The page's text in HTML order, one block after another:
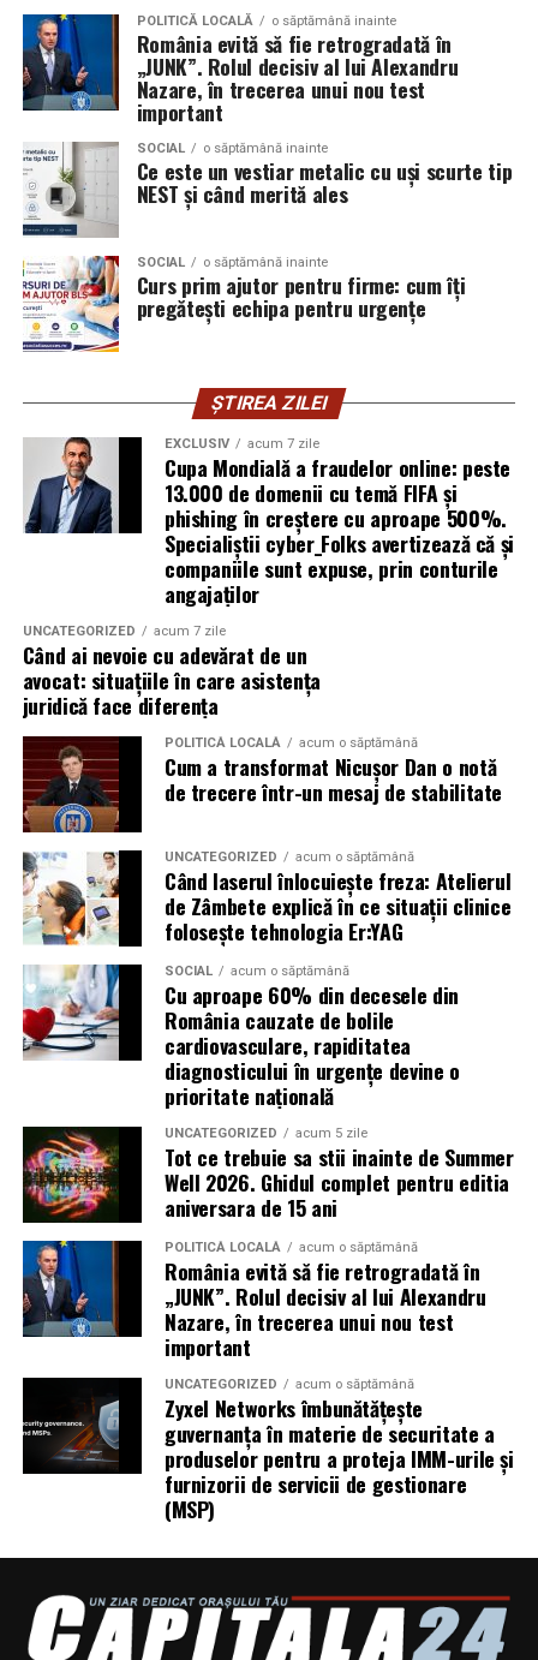
de curățenie comercială?
✔️Profesionalism garantat– echipa noastră este
formată din personal calificat, instruit periodic, cu
experiență în întreținerea spațiilor comerciale.
✔️Echipamente moderne– folosim utilaje de ultimă
generație și soluții de curățare profesionale, prietenoase
cu mediul.
✔️Plan personalizat
intervențiilor la nevoile afacerii tale, fie că ai nevoie de
curățenie zilnică, săptămânală sau ocazională.
✔️Supraveghere și control calitate
– supervizorii
noștri verifică periodic rezultatele lucrărilor, iar
feedbackul tău este integrat în planul de întreținere.
Confidențialitate și securitate– tratăm cu
responsabilitate accesul în sediul tău și asigurăm
discreție totală pe tot parcursul colaborării.
🔹 Spații comerciale în care
✅ Magazine și centre comerciale
✅ Birouri și spații administrative
✅ Restaurante, cafenele și fast-food
✅ Cabinete medicale și clinici
✅ Saloane de înfrumusețare și wellness
✅ Spații industriale și hale de producție
✅ Showroom-uri auto și spații de prezentare
Indiferent de specificul afacerii tale, serviciile noastre de
curățenie sunt adaptate tipului de activitate, fluxului de
persoane și suprafețelor din locație.
🔹 Curățenie completă, fără griji
Cu noi, ai parte de un partener de încredere care preia
complet responsabilitatea pentru curățenie, oferindu-ți
mai mult timp pentru ceea ce contează: dezvoltarea
afacerii tale.
Oferimabonamente flexibilecu intervenții regulate și
prețuri corecte, sau curățenie generală pentru situații
punctuale (după renovare, evenimente sau mutări). Ne
adaptăm programului tău de funcționare – inclusiv în
afara orelor de lucru sau în weekend.
Cum lucrăm?
Evaluare gratuită– analizăm spațiul și
identificăm necesitățile specifice.
Plan de lucru personalizat
Echipă dedicată– desemnăm personal constant,
familiarizat cu locația ta.
POLITICĂ LOCALĂ o săptămână inainte
România evită să fie retrogradată în
„JUNK”. Rolul decisiv al lui Alexandru
Nazare, în trecerea unui nou test
important
SOCIAL o săptămână inainte
Ce este un vestiar metalic cu uși scurte tip
NEST și când merită ales
SOCIAL o săptămână inainte
Curs prim ajutor pentru firme: cum îți
pregătești echipa pentru urgențe
ȘTIREA ZILEI
EXCLUSIV acum 7 zile
Cupa Mondială a fraudelor online: peste
13.000 de domenii cu temă FIFA și
phishing în creștere cu aproape 500%.
Specialiștii cyber_Folks avertizează că și
companiile sunt expuse, prin conturile
angajaților
UNCATEGORIZED acum 7 zile
Când ai nevoie cu adevărat de un
avocat: situațiile în care asistența
juridică face diferența
POLITICĂ LOCALĂ acum o săptămână
Cum a transformat Nicușor Dan o notă
de trecere într-un mesaj de stabilitate
UNCATEGORIZED acum o săptămână
Când laserul înlocuiește freza: Atelierul
de Zâmbete explică în ce situații clinice
folosește tehnologia Er:YAG
SOCIAL acum o săptămână
Cu aproape 60% din decesele din
România cauzate de bolile
cardiovasculare, rapiditatea
diagnosticului în urgențe devine o
prioritate națională
UNCATEGORIZED acum 5 zile
Tot ce trebuie sa stii inainte de Summer
Well 2026. Ghidul complet pentru editia
aniversara de 15 ani
POLITICĂ LOCALĂ acum o săptămână
România evită să fie retrogradată în
„JUNK”. Rolul decisiv al lui Alexandru
Nazare, în trecerea unui nou test
important
UNCATEGORIZED acum o săptămână
Zyxel Networks îmbunătățește
guvernanța în materie de securitate a
produselor pentru a proteja IMM-urile și
furnizorii de servicii de gestionare
(MSP)